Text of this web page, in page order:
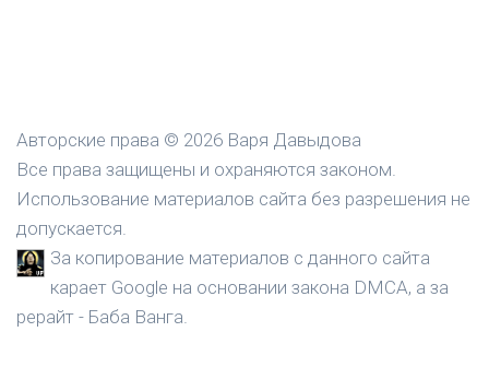
Авторские права © 2026 Варя Давыдова
Все права защищены и охраняются законом.
Использование материалов сайта без разрешения не
допускается.
За копирование материалов с данного сайта
карает Google на основании закона DMCA, а за
рерайт - Баба Ванга.